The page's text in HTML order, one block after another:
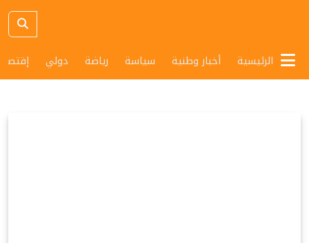
الرئيسية أخبار وطنية سياسة رياضة دولي